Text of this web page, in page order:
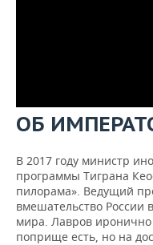
ОБ
В 2017 году министр
программы Тиграна
пилорама». Ведущий
вмешательство России
мира. Лавров иронично
поприще есть, но на